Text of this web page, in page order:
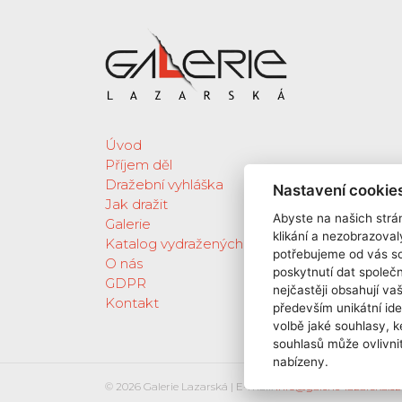
Úvod
Příjem děl
Dražební vyhláška
Jak dražit
Galerie
Katalog vydražených děl
O nás
GDPR
Kontakt
© 2026 Galerie Lazarská | E-mail:info@galerie-lazarska.cz
Nastavení
Abyste na našich
klikání a
potřebujeme od vás
poskytnutí dat
nejčastěji obsahují
především unikátní
volbě jaké souhlasy,
souhlasů může
nabízeny.